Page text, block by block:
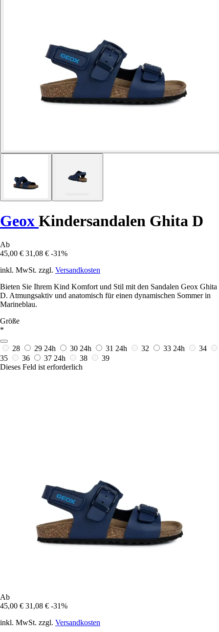
Geox Kindersandalen Ghita D
Ab
45,00 € 31,08 € -31%
inkl. MwSt. zzgl. Versandkosten
Bieten Sie Ihrem Kind Komfort und Stil mit den Sandalen Geox Ghita
D. Atmungsaktiv und anatomisch für einen dynamischen Sommer in
Marineblau.
Größe
*
28 29 24h 30 24h 31 24h 32 33 24h
34
35
36 37 24h 38
39
Dieses Feld ist erforderlich
Ab
45,00 € 31,08 € -31%
inkl. MwSt. zzgl. Versandkosten